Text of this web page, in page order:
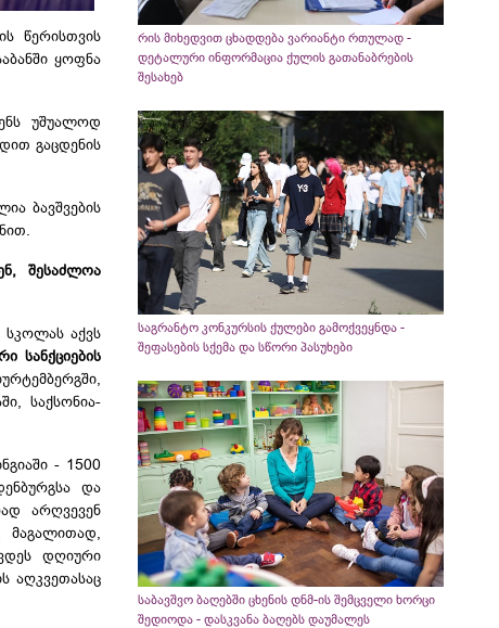
წერისთვის
ყოფნა
უშუალოდ
გაცდენის
ბავშვების
შესაძლოა
სკოლას აქვს
სანქციების
,
, საქსონია-
- 1500
და
არღვევენ
მაგალითად,
დღიური
აღკვეთასაც
რის მიხედვით ცხადდება ვარიანტი რთულად -
დეტალური ინფორმაცია ქულის გათანაბრების
შესახებ
საგრანტო კონკურსის ქულები გამოქვეყნდა -
შეფასების სქემა და სწორი პასუხები
საბავშვო ბაღებში ცხენის დნმ-ის შემცველი ხორცი
შედიოდა - დასკვანა ბაღებს დაუმალეს